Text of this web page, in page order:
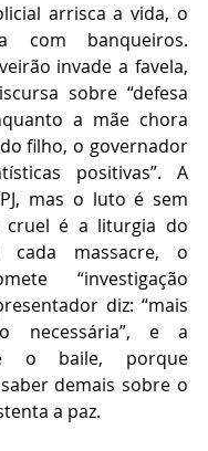
arrisca a vida, o
com banqueiros.
invade a favela,
sobre “defesa
a mãe chora
filho, o governador
positivas”. A
mas o luto é sem
cruel é a liturgia do
cada massacre, o
“investigação
diz: “mais
necessária”, e a
o baile, porque
demais sobre o
a paz.